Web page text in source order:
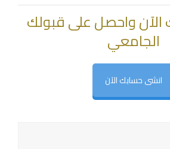
واحصل على قبولك
الجامعي
انشى حسابك الآن